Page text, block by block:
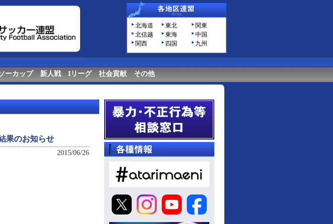
北海道 東北
関東
北信越
東海
中国
関西
四国 九州
ーカップ 新人戦 Iリーグ 社会貢献 その他
果のお知らせ
2015/06/26